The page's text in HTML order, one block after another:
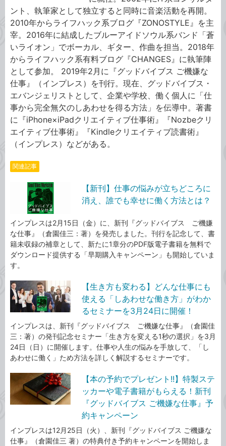
ント、執筆家として独立すると同時に音楽活動を再開。
2010年からライフハック系ブログ『ZONOSTYLE』を主
宰。2016年に結成したブルーアイドソウル系バンド「蒼
いライオン」でボーカル、ギター、作曲を担当。2018年
からライフハック系有料ブログ『CHANGES』に執筆陣
として参加。 2019年2月に『グッドバイブス ご機嫌な
仕事』（インプレス）を刊行。現在、グッドバイブス・
エバンジェリストとして、企業や学校、働く個人に「仕
事から完全無欠のしあわせを得る方法」を伝導中。著書
に『iPhone×iPadクリエイティブ仕事術』『Nozbeクリ
エイティブ仕事術』『Kindleクリエイティブ読書術』
（インプレス）などがある。
関連記事
【新刊】仕事の悩みが立ちどころに
消え、誰でも幸せに働く方法とは？
インプレスは2月15日（金）に、新刊『グッドバイブス ご機嫌
な仕事』（倉園佳三：著）を発売しました。刊行を記念して、書
籍未収録の補章として、新たに1章分のPDF版電子書籍を無料で
ダウンロード提供する「早期購入キャンペーン」も開始していま
す。
【生き方も変わる】どんな仕事にも
使える「しあわせな働き方」がわか
るセミナーを3月24日に開催！
インプレスは、新刊『グッドバイブス ご機嫌な仕事』（倉園佳
三：著）の発刊記念セミナー「生き方を変える1秒の選択」を3月
24日（日）に開催します。仕事や人生の悩みを手放して、「し
あわせに働く」ため方法を詳しく解説するセミナーです。
【本の予約でプレゼント!!】特製ステ
ッカーや電子書籍がもらえる！新刊
『グッドバイブス ご機嫌な仕事』予
約キャンペーン
インプレスは12月25日（火）、新刊『グッドバイブス ご機嫌な
仕事』（倉園佳三 著）の特典付き予約キャンペーンを開始しま